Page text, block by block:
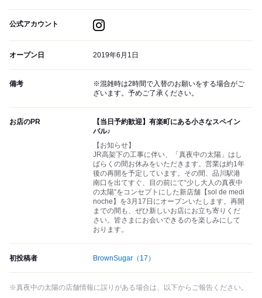
公式アカウント
オープン日 2019年6月1日
備考
※混雑時は2時間で入替のお願いをする場合がご
ざいます。予めご了承ください。
お店のPR
【当日予約歓迎】有楽町にある小さなスペイン
バル♪
【お知らせ】
JR高架下の工事に伴い、「真夜中の太陽」はし
ばらくの間お休みをいただきます。営業は約1年
後の再開を予定しています。その間、品川駅港
南口を出てすぐ、目の前にて“少し大人の真夜中
の太陽”をコンセプトにした新店舗【sol de medi
noche】を3月17日にオープンいたします。再開
までの間も、ぜひ新しいお店にお立ち寄りくだ
さい。皆さまにお会いできるのを楽しみにして
おります。
初投稿者 BrownSugar （17）
※真夜中の太陽の店舗情報に誤りがある場合は、以下からご報告ください。